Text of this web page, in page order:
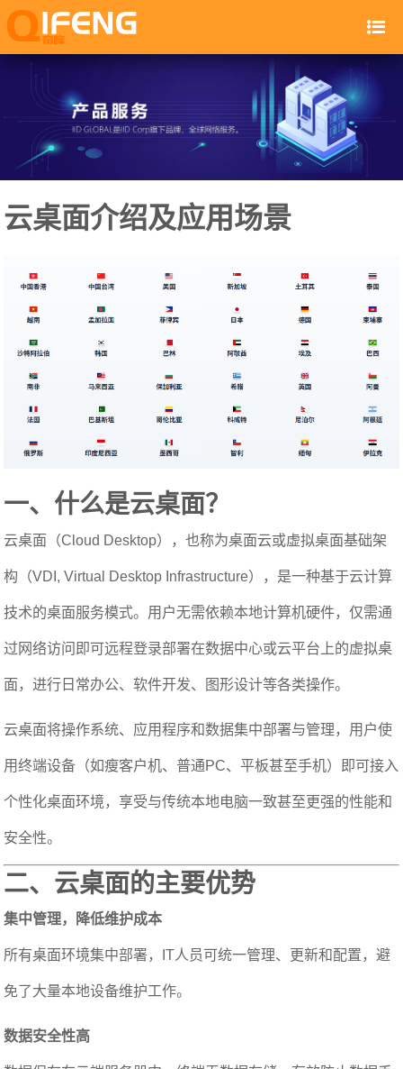
云桌面介绍及应用场景
一、什么是云桌面？
云桌面（Cloud Desktop），也称为桌面云或虚拟桌面基础架
构（VDI, Virtual Desktop Infrastructure），是一种基于云计算
技术的桌面服务模式。用户无需依赖本地计算机硬件，仅需通
过网络访问即可远程登录部署在数据中心或云平台上的虚拟桌
面，进行日常办公、软件开发、图形设计等各类操作。
云桌面将操作系统、应用程序和数据集中部署与管理，用户使
用终端设备（如瘦客户机、普通PC、平板甚至手机）即可接入
个性化桌面环境，享受与传统本地电脑一致甚至更强的性能和
安全性。
二、云桌面的主要优势
集中管理，降低维护成本
所有桌面环境集中部署，IT人员可统一管理、更新和配置，避
免了大量本地设备维护工作。
数据安全性高